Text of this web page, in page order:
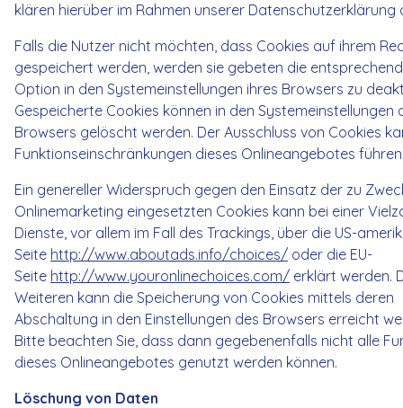
klären hierüber im Rahmen unserer Datenschutzerklärung
Falls die Nutzer nicht möchten, dass Cookies auf ihrem
gespeichert werden, werden sie gebeten die
Option in den Systemeinstellungen ihres Browsers zu
Gespeicherte Cookies können in den Systemeinstellungen
Browsers gelöscht werden. Der Ausschluss von Cookies
Funktionseinschränkungen dieses Onlineangebotes
Ein genereller Widerspruch gegen den Einsatz der zu
Onlinemarketing eingesetzten Cookies kann bei einer
Dienste, vor allem im Fall des Trackings, über die US-
Seite http://www.aboutads.info/choices/ oder die EU-
Seite http://www.youronlinechoices.com/ erklärt werden.
Weiteren kann die Speicherung von Cookies mittels deren
Abschaltung in den Einstellungen des Browsers erreicht
Bitte beachten Sie, dass dann gegebenenfalls nicht alle
dieses Onlineangebotes genutzt werden können.
Löschung von Daten